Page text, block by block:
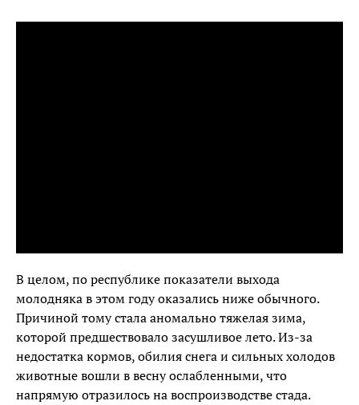
В целом, по республике показатели выхода
молодняка в этом году оказались ниже обычного.
Причиной тому стала аномально тяжелая зима,
которой предшествовало засушливое лето. Из-за
недостатка кормов, обилия снега и сильных холодов
животные вошли в весну ослабленными, что
напрямую отразилось на воспроизводстве стада.